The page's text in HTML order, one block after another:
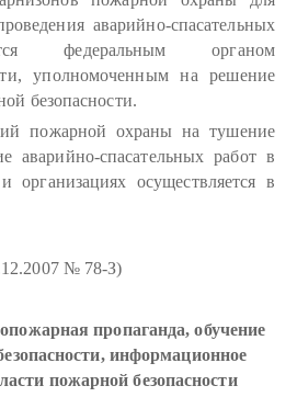
аварийно-спасательных
федеральным органом
уполномоченным на решение
безопасности.
пожарной охраны на тушение
аварийно-спасательных работ в
организациях осуществляется в
№ 78-З)
пропаганда, обучение
информационное
пожарной безопасности